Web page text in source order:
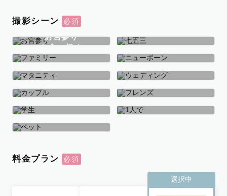
撮影シーン
お宮参り
お食い初め
七五三
ファミリー ニューボーン
マタニティ ウェディング
カップル フレンズ
学生
料金プラン
選択中